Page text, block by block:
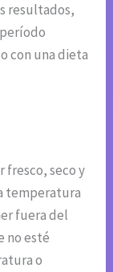
resultados,
con una dieta
fresco, seco y
temperatura
fuera del
no esté
o